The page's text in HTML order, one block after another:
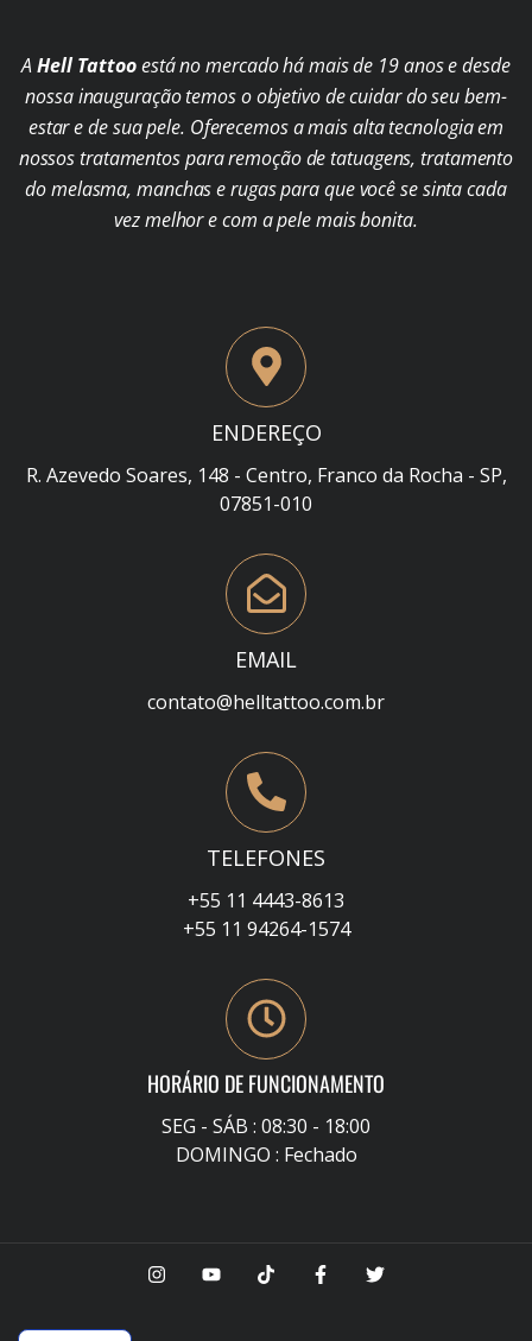
AHell Tattooestá no mercado há mais de 19 anos e desde
nossa inauguração temos o objetivo de cuidar do seu bem-
estar e de sua pele. Oferecemos a mais alta tecnologia em
nossos tratamentos para remoção de tatuagens, tratamento
do melasma, manchas e rugas para que você se sinta cada
vez melhor e com a pele mais bonita.
ENDEREÇO
R. Azevedo Soares, 148 - Centro, Franco da Rocha - SP,
07851-010
EMAIL
contato@helltattoo.com.br
TELEFONES
+55 11 4443-8613
+55 11 94264-1574
HORÁRIO DE FUNCIONAMENTO
SEG - SÁB : 08:30 - 18:00
DOMINGO : Fechado